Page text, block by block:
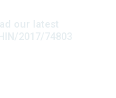
our latest
2017/74803